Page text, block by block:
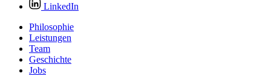
LinkedIn
Philosophie
Leistungen
Team
Geschichte
Jobs